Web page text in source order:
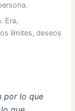
Era,
límites, deseos
por lo que